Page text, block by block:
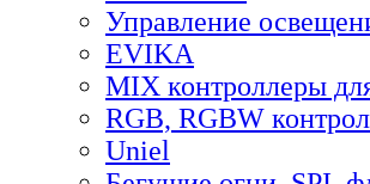
Управление
EVIKA
MIX контроллеры
RGB, RGBW
Uniel